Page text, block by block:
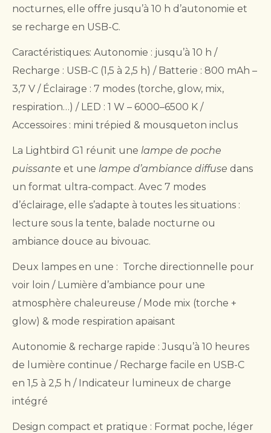
nocturnes, elle offre jusqu’à 10 h d’autonomie et
se recharge en USB-C.
Caractéristiques: Autonomie : jusqu’à 10 h /
Recharge : USB-C (1,5 à 2,5 h) / Batterie : 800 mAh –
3,7 V / Éclairage : 7 modes (torche, glow, mix,
respiration…) / LED : 1 W – 6000–6500 K /
Accessoires : mini trépied & mousqueton inclus
La Lightbird G1 réunit une lampe de poche
puissante et une lampe d’ambiance diffuse dans
un format ultra-compact. Avec 7 modes
d’éclairage, elle s’adapte à toutes les situations :
lecture sous la tente, balade nocturne ou
ambiance douce au bivouac.
Deux lampes en une : Torche directionnelle pour
voir loin / Lumière d’ambiance pour une
atmosphère chaleureuse / Mode mix (torche +
glow) & mode respiration apaisant
Autonomie & recharge rapide : Jusqu’à 10 heures
de lumière continue / Recharge facile en USB-C
en 1,5 à 2,5 h / Indicateur lumineux de charge
intégré
Design compact et pratique : Format poche, léger